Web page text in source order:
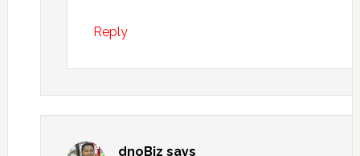
Reply
dnoBiz says